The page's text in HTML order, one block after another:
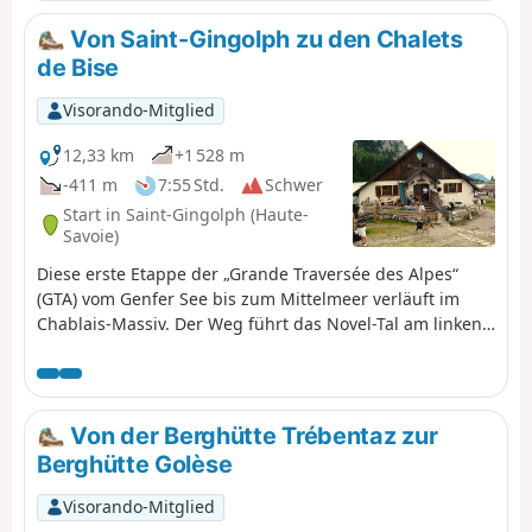
Von Saint-Gingolph zu den Chalets
de Bise
Visorando-Mitglied
12,33 km
+1 528 m
-411 m
7:55 Std.
Schwer
Start in Saint-Gingolph (Haute-
Savoie)
Diese erste Etappe der „Grande Traversée des Alpes“
(GTA) vom Genfer See bis zum Mittelmeer verläuft im
Chablais-Massiv. Der Weg führt das Novel-Tal am linken
hinauf und dann über die Straße D30, die er nach dem
Ort Jordy überragt. Am Ortsausgang von Novel verläuft
der Weg oberhalb der Serpentinen der D30 bis nach La
Planche. Dort verlässt er die Talachse und steigt in
südlicher Richtung zu den Chalets de Neuteu und weiter
zum Col de Bise an, bevor er wieder zu den Chalets de
Bise hinabführt.
Von der Berghütte Trébentaz zur
Berghütte Golèse
Visorando-Mitglied